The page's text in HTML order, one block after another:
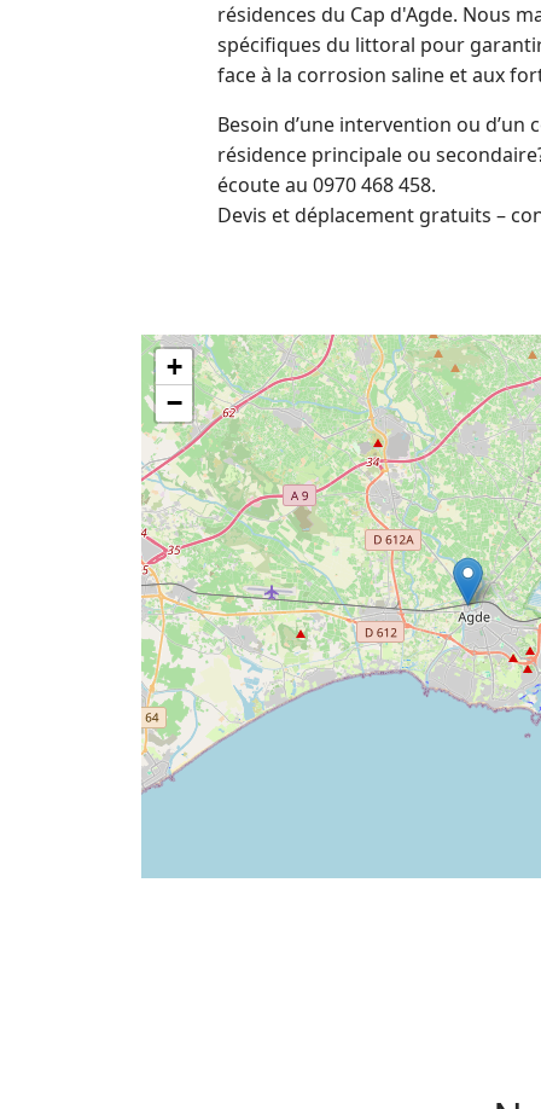
résidences du Cap d'Agde. Nous
spécifiques du littoral pour
face à la corrosion saline et aux
Besoin d’une intervention ou
résidence principale ou
écoute au 0970 468 458.
Devis et déplacement gratuits –
+
−